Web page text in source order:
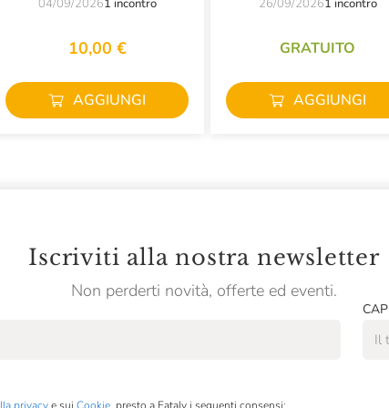
04/09/20261 incontro
10,00 €
AGGIUNGI
26/09/20261 incontro
GRATUITO
AGGIUNGI
Iscriviti alla nostra newsletter
Non perderti novità, offerte ed eventi.
CAP